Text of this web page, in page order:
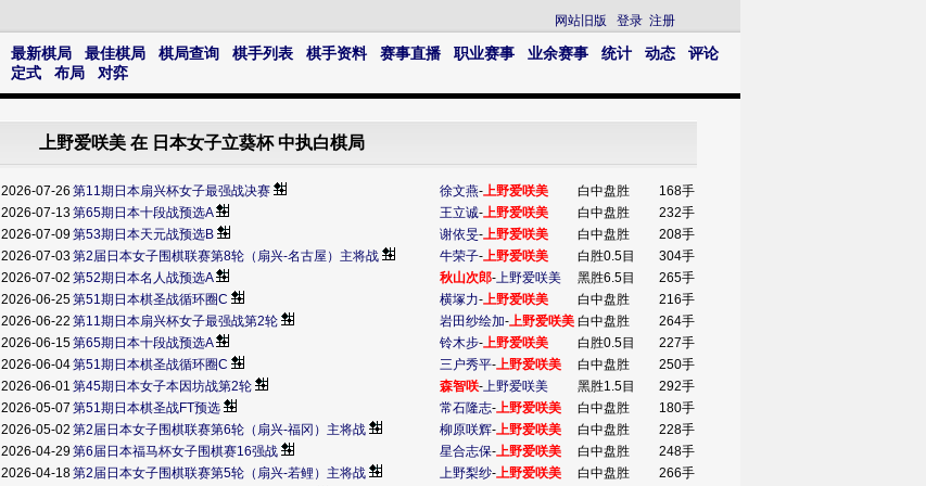
网站旧版 登录 注册
最新棋局 最佳棋局 棋局查询 棋手列表 棋手资料 赛事直播 职业赛事 业余赛事 统计 动态
评论
定式 布局 对弈
上野爱咲美 在 日本女子立葵杯 中执白棋局
2026-07-26 第11期日本扇兴杯女子最强战决赛 徐文燕-上野爱咲美 白中盘胜
168手
2026-07-13第65期日本十段战预选A 王立诚-上野爱咲美 白中盘胜
232手
2026-07-09第53期日本天元战预选B 谢依旻-上野爱咲美 白中盘胜
208手
2026-07-03第2届日本女子围棋联赛第8轮（扇兴-名古屋）主将战 牛荣子-上野爱咲美 白胜0.5目
304手
2026-07-02 第52期日本名人战预选A 秋山次郎-上野爱咲美 黑胜6.5目
265手
2026-06-25第51期日本棋圣战循环圈C 横塚力-上野爱咲美 白中盘胜
216手
2026-06-22 第11期日本扇兴杯女子最强战第2轮 岩田纱绘加-上野爱咲美 白中盘胜
264手
2026-06-15第65期日本十段战预选A 铃木步-上野爱咲美 白胜0.5目
227手
2026-06-04第51期日本棋圣战循环圈C 三户秀平-上野爱咲美 白中盘胜
250手
2026-06-01 第45期日本女子本因坊战第2轮 森智咲-上野爱咲美 黑胜1.5目
292手
2026-05-07 第51期日本棋圣战FT预选 常石隆志-上野爱咲美 白中盘胜
180手
2026-05-02 第2届日本女子围棋联赛第6轮（扇兴-福冈）主将战 柳原咲辉-上野爱咲美 白中盘胜
228手
2026-04-29第6届日本福马杯女子围棋赛16强战 星合志保-上野爱咲美 白中盘胜
248手
2026-04-18第2届日本女子围棋联赛第5轮（扇兴-若鲤）主将战 上野梨纱-上野爱咲美 白中盘胜
266手